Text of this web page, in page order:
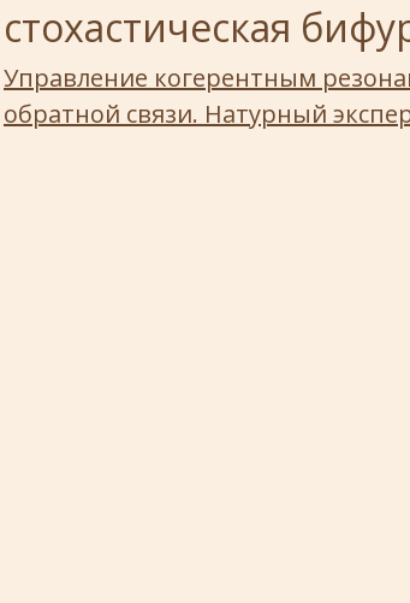
стохастическая
Управление когерентным
обратной связи. Натурный